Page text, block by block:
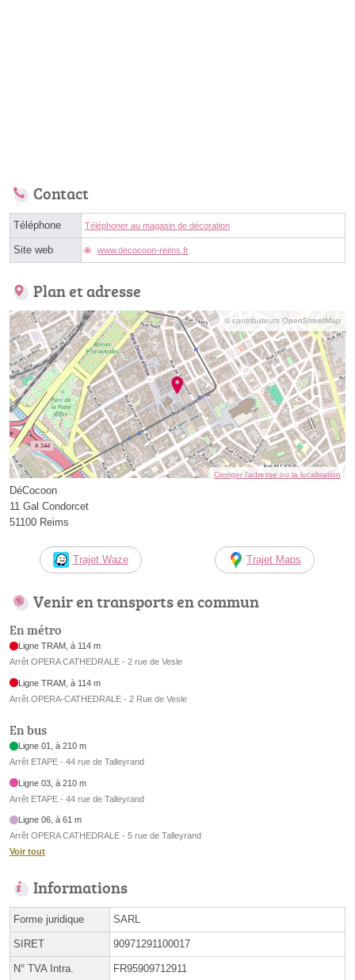
Contact
Téléphone Téléphoner au magasin de décoration
Site web www.decocoon-reims.fr
Plan et adresse
© contributeurs OpenStreetMap
Corriger l’adresse ou la localisation
DéCocoon
11 Gal Condorcet
51100 Reims
Trajet Waze Trajet Maps
Venir en transports en commun
En métro
Ligne TRAM, à 114 m
Arrêt OPERA CATHEDRALE - 2 rue de Vesle
Ligne TRAM, à 114 m
Arrêt OPERA-CATHEDRALE - 2 Rue de Vesle
En bus
Ligne 01, à 210 m
Arrêt ETAPE - 44 rue de Talleyrand
Ligne 03, à 210 m
Arrêt ETAPE - 44 rue de Talleyrand
Ligne 06, à 61 m
Arrêt OPERA CATHEDRALE - 5 rue de Talleyrand
Voir tout
Informations
Forme juridique SARL
SIRET 90971291100017
N° TVA Intra. FR95909712911